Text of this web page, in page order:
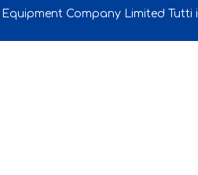
Company Limited Tutti